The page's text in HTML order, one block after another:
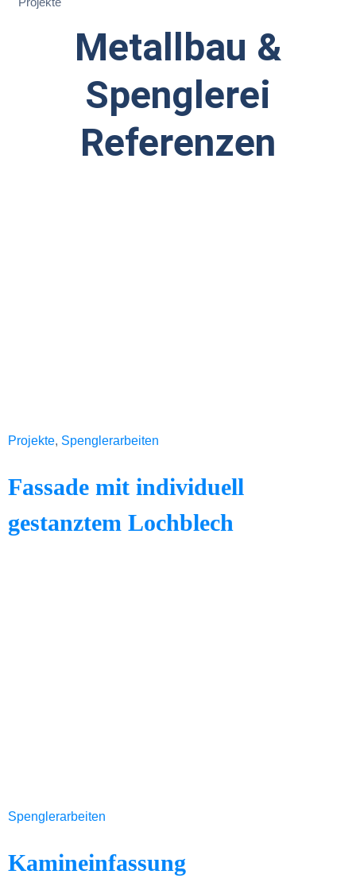
Metallbau &
Spenglerei
Referenzen
Projekte, Spenglerarbeiten
Fassade mit individuell
gestanztem Lochblech
Spenglerarbeiten
Kamineinfassung